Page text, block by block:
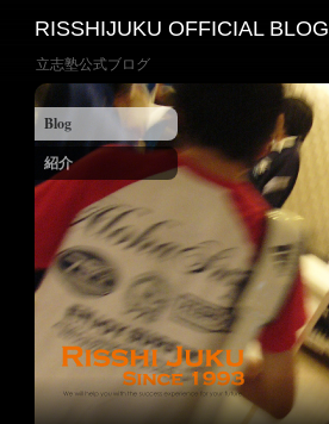
RISSHIJUKU OFFICIAL BLOG
立志塾公式ブログ
Blog
紹介